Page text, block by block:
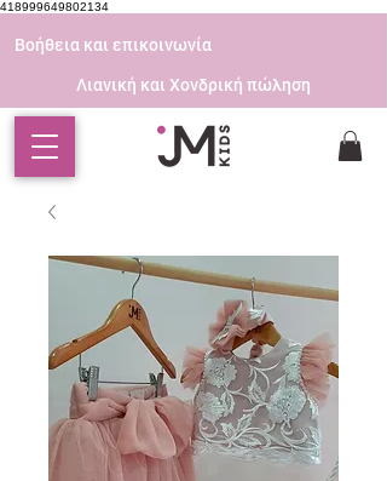
418999649802134
Βοήθεια και επικοινωνία
Λιανική και Χονδρική πώληση